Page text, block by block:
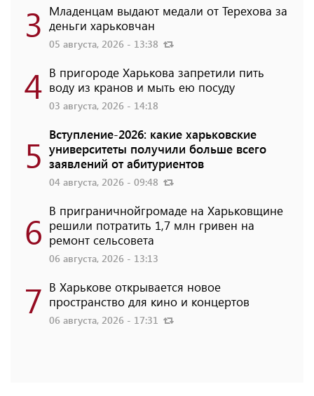
3 Младенцам выдают медали от Терехова за
деньги харьковчан
05 августа, 2026 - 13:38
4 В пригороде Харькова запретили пить
воду из кранов и мыть ею посуду
03 августа, 2026 - 14:18
5 Вступление-2026: какие харьковские
университеты получили больше всего
заявлений от абитуриентов
04 августа, 2026 - 09:48
6 В приграничнойгромаде на Харьковщине
решили потратить 1,7 млн ​​гривен на
ремонт сельсовета
06 августа, 2026 - 13:13
7 В Харькове открывается новое
пространство для кино и концертов
06 августа, 2026 - 17:31